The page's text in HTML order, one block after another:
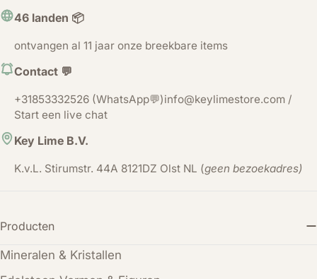
46 landen 📦
ontvangen al 11 jaar onze breekbare items
Contact 💬
+31853332526 (WhatsApp💬)info@keylimestore.com /
Start een live chat
Key Lime B.V.
K.v.L. Stirumstr. 44A 8121DZ Olst NL (geen bezoekadres)
Producten
Mineralen & Kristallen